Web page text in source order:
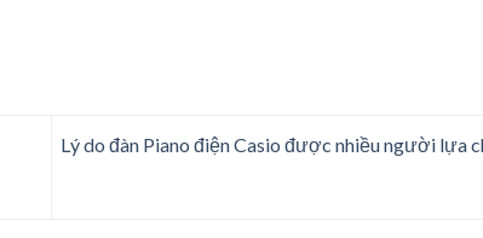
Lý do đàn Piano điện Casio được nhiều người lựa